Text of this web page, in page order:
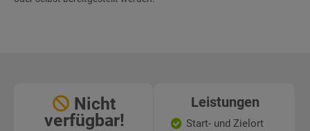
Nicht
verfügbar!
Leistungen
Start- und Zielort